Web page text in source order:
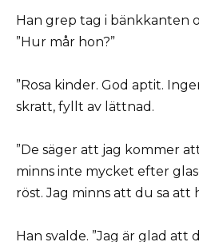
Han grep tag i bänkkanten
”Hur mår hon?”
”Rosa kinder. God aptit.
skratt, fyllt av lättnad.
”De säger att jag kommer
minns inte mycket efter
röst. Jag minns att du sa att
Han svalde. ”Jag är glad att